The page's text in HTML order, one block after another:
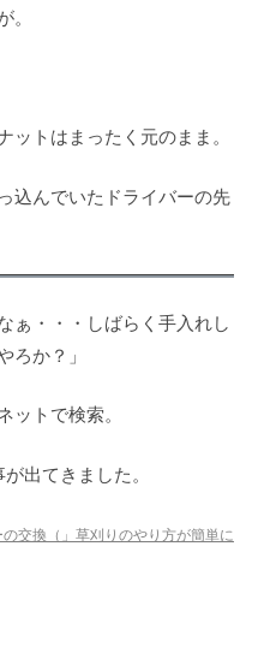
トはまったく元のまま。
込んでいたドライバーの先
ぁ・・・しばらく手入れし
ろか？」
トで検索。
出てきました。
交換（」草刈りのやり方が簡単に